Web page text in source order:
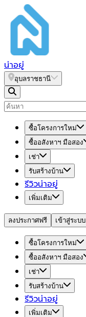
น่าอยู่
อุบลราชธานี
ซื้อโครงการใหม่
ซื้ออสังหาฯ มือสอง
เช่า
รับสร้างบ้าน
รีวิวน่าอยู่
เพิ่มเติม
ลงประกาศฟรี เข้าสู่ระบบ
ซื้อโครงการใหม่
ซื้ออสังหาฯ มือสอง
เช่า
รับสร้างบ้าน
รีวิวน่าอยู่
เพิ่มเติม